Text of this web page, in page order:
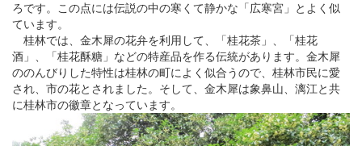
ろです。この点には伝説の中の寒くて静かな「広寒宮」とよく似
ています。
桂林では、金木犀の花弁を利用して、「桂花茶」、「桂花
酒」、「桂花酥糖」などの特産品を作る伝統があります。金木犀
ののんびりした特性は桂林の町によく似合うので、桂林市民に愛
され、市の花とされました。そして、金木犀は象鼻山、 漓江と共
に桂林市の徽章となっています。